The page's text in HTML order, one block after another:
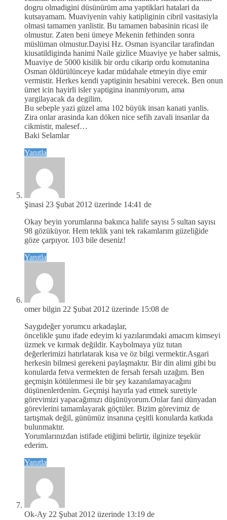
dogru olmadigini düsünürüm ama yaptiklari hatalari da
kutsayamam. Muaviyenin vahiy katipliginin cibril vasitasiyla
olmasi tamamen yanlistir. Bu tamamen babasinin ricasi ile
olmustur. Zaten beni ümeye Mekenin fethinden sonra
müslüman olmustur.Dayisi Hz. Osman isyancilar tarafindan
kiusatildiginda hanimi Naile gizlice Muaviye ye haber salmis,
Muaviye de 5000 kisilik bir ordu cikarip ordu komutanina
Osman öldürülünceye kadar müdahale etmeyin diye emir
vermistir. Herkes kendi yaptiginin hesabini verecek. Ben onun
ümet icin hayirli isler yaptigina inanmiyorum, ama
yargilayacak da degilim.
Bu sebeple yazi güzel ama 102 büyük insan kanati yanlis.
Zira onlar arasinda kan döken nice sefih zavali insanlar da
cikmistir, malesef…
Baki Selamlar
Yanıtla
Şinasi 23 Şubat 2012 üzerinde 14:41 de
Okay beyin yorumlarına bakınca halife sayısı 5 sultan sayısı
98 gözüküyor. Hem teklik yani tek rakamlarım güzeliğide
göze çarpıyor. 103 bile deseniz!
Yanıtla
omer bilgin 22 Şubat 2012 üzerinde 15:08 de
Saygıdeğer yorumcu arkadaşlar,
öncelikle şunu ifade edeyim ki yazılarımdaki amacım kimseyi
üzmek ve kırmak değildir. Kaybolmaya yüz tutan
değerlerimizi hatırlatarak kısa ve öz bilgi vermektir.Asgari
herkesin bilmesi gerekeni paylaşmaktır. Bir din alimi gibi bu
konularda fetva vermekten de fersah fersah uzağım. Ben
geçmişin kötülenmesi ile bir şey kazanılamayacağını
düşünenlerdenim. Geçmişi hayırla yad etmek suretiyle
görevimizi yapacağımızı düşünüyorum.Onlar fani dünyadan
görevlerini tamamlayarak göçtüler. Bizim görevimiz de
tartışmak değil, günümüz insanına çeşitli konularda katkıda
bulunmaktır.
Yorumlarınızdan istifade etiğimi belirtir, ilginize teşekür
ederim.
Yanıtla
Ok-Ay 22 Şubat 2012 üzerinde 13:19 de